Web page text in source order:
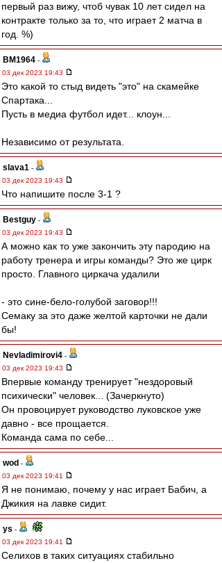
первый раз вижу, чтоб чувак 10 лет сидел на
контракте только за то, что играет 2 матча в
год. %)
BM1964 -
03 дек 2023 19:43
Это какой то стыд видеть "это" на скамейке
Спартака...
Пусть в медиа футбол идет... клоун...
Независимо от результата.
slava1 -
03 дек 2023 19:43
Что напишите после 3-1 ?
Bestguy -
03 дек 2023 19:43
А можно как то уже закончить эту пародию на
работу тренера и игры команды? Это же цирк
просто. Главного циркача удалили
- это сине-бело-голубой заговор!!!
Семаку за это даже желтой карточки не дали
бы!
Nevladimirovi4 -
03 дек 2023 19:43
Впервые команду тренирует "нездоровый
психически" человек... (Зачеркнуто)
Он провоцирует руководство луковское уже
давно - все прощается.
Команда сама по себе...
wod -
03 дек 2023 19:41
Я не понимаю, почему у нас играет Бабич, а
Джикия на лавке сидит.
ys -
03 дек 2023 19:41
Селихов в таких ситуациях стабильно